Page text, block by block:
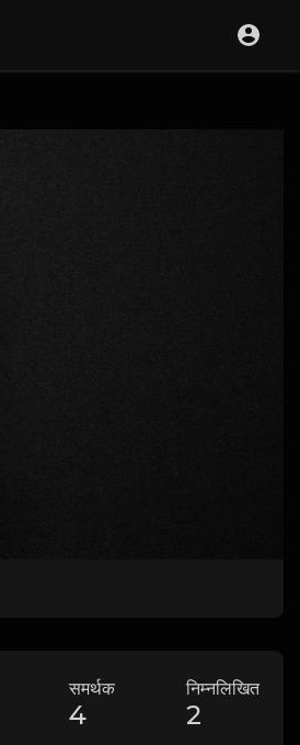
समर्थक
4
निम्नलिखित
2